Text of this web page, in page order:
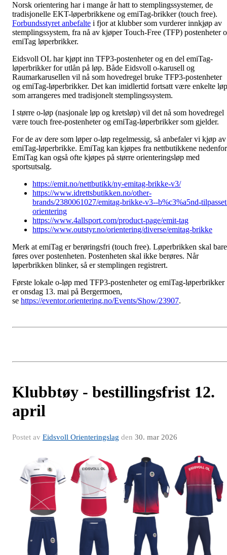
Norsk orientering har i mange år hatt to stemplingssystemer, de
tradisjonelle EKT-løperbrikkene og emiTag-brikker (touch free).
Forbundsstyret anbefalte i fjor at klubber som vurderer innkjøp av
stemplingssystem, fra nå av kjøper Touch-Free (TFP) postenheter
emiTag løperbrikker.
Eidsvoll OL har kjøpt inn TFP3-postenheter og en del emiTag-
løperbrikker for utlån på løp. Både Eidsvoll o-karusell og
Raumarkarusellen vil nå som hovedregel bruke TFP3-postenheter
og emiTag-løperbrikker. Det kan imidlertid fortsatt være enkelte løp
som arrangeres med tradisjonelt stemplingssystem.
I større o-løp (nasjonale løp og kretsløp) vil det nå som hovedregel
være touch free-postenheter og emiTag-løperbrikker som gjelder.
For de av dere som løper o-løp regelmessig, så anbefaler vi kjøp av
emiTag-løperbrikke. EmiTag kan kjøpes fra nettbutikkene
EmiTag kan også ofte kjøpes på større orienteringsløp med
sportsutsalg.
https://emit.no/nettbutikk/ny-emitag-brikke-v3/
https://www.idrettsbutikken.no/other-
brands/2380061027/emitag-brikke-v3--b%c3%a5nd-
orientering
https://www.4allsport.com/product-page/emit-tag
https://www.outstyr.no/orientering/diverse/emitag-brikke
Merk at emiTag er berøringsfri (touch free). Løperbrikken skal bare
føres over postenheten. Postenheten skal ikke berøres. Når
løperbrikken blinker, så er stemplingen registrert.
Første lokale o-løp med TFP3-postenheter og emiTag-løperbrikker
er onsdag 13. mai på Bergermoen,
se https://eventor.orientering.no/Events/Show/23907.
Klubbtøy - bestillingsfrist 12.
april
Postet av Eidsvoll Orienteringslag den 30. mar 2026